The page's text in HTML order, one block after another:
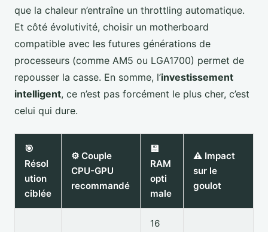
que la chaleur n’entraîne un throttling automatique.
Et côté évolutivité, choisir un motherboard
compatible avec les futures générations de
processeurs (comme AM5 ou LGA1700) permet de
repousser la casse. En somme, l’investissement
intelligent, ce n’est pas forcément le plus cher, c’est
celui qui dure.
🎯
Résol
ution
ciblée
⚙️ Couple
CPU-GPU
recommandé
💾
RAM
opti
male
⚠️ Impact
sur le
goulot
16